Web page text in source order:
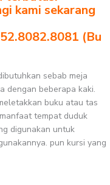
kami sekarang
(Bu
sebab meja
dengan beberapa kaki.
buku atau tas
tempat duduk
digunakan untuk
pun kursi yang